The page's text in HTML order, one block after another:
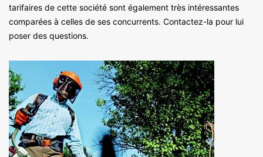
tarifaires de cette société sont également très intéressantes
comparées à celles de ses concurrents. Contactez-la pour lui
poser des questions.